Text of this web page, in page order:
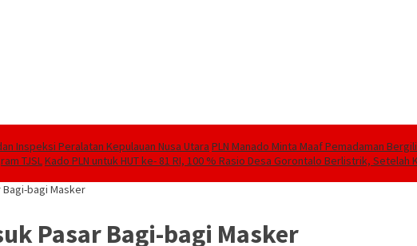
Inspeksi Peralatan Kepulauan Nusa Utara PLN Manado Minta Maaf Pemadaman
TJSLKado PLN untuk HUT ke- 81 RI, 100 % Rasio Desa Gorontalo Berlistrik, Setelah
Bagi-bagi Masker
Pasar Bagi-bagi Masker